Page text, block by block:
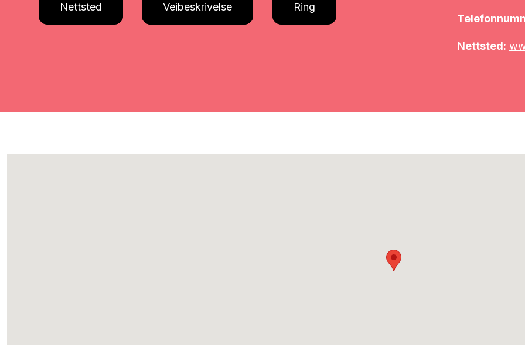
Nettsted Veibeskrivelse Ring
Nettsted: